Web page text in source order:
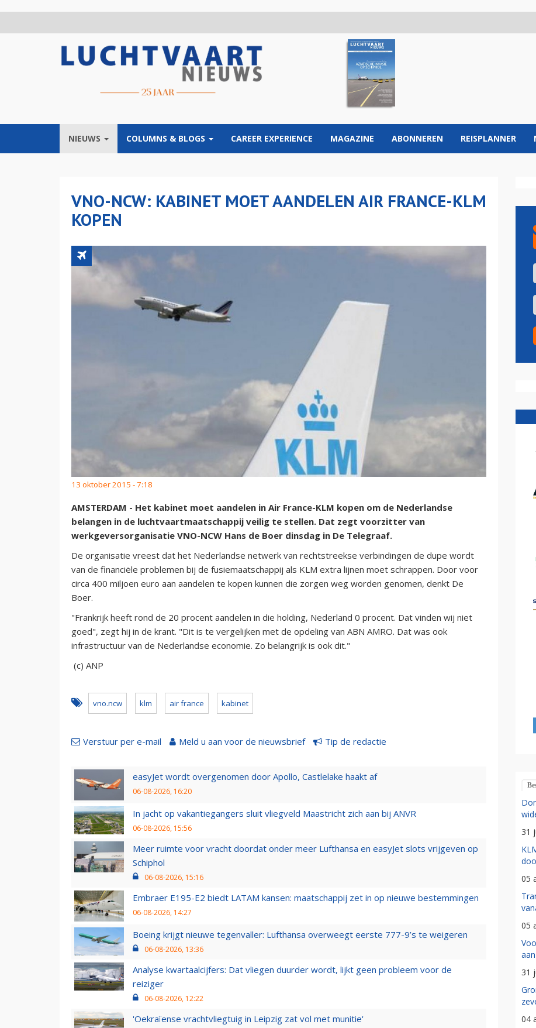
NIEUWS COLUMNS & BLOGS CAREER EXPERIENCE MAGAZINE ABONNEREN REISPLANNER
VNO-NCW: KABINET MOET AANDELEN AIR FRANCE-KLM
KOPEN
13 oktober 2015 - 7:18
AMSTERDAM - Het kabinet moet aandelen in Air France-KLM kopen om de Nederlandse
belangen in de luchtvaartmaatschappij veilig te stellen. Dat zegt voorzitter van
werkgeversorganisatie VNO-NCW Hans de Boer dinsdag in De Telegraaf.
De organisatie vreest dat het Nederlandse netwerk van rechtstreekse verbindingen de dupe wordt
van de financiële problemen bij de fusiemaatschappij als KLM extra lijnen moet schrappen. Door voor
circa 400 miljoen euro aan aandelen te kopen kunnen die zorgen weg worden genomen, denkt De
Boer.
"Frankrijk heeft rond de 20 procent aandelen in die holding, Nederland 0 procent. Dat vinden wij niet
goed", zegt hij in de krant. "Dit is te vergelijken met de opdeling van ABN AMRO. Dat was ook
infrastructuur van de Nederlandse economie. Zo belangrijk is ook dit."
(c) ANP
vno.ncw klm air france kabinet
Verstuur per e-mail Meld u aan voor de nieuwsbrief Tip de redactie
easyJet wordt overgenomen door Apollo, Castlelake haakt af
06-08-2026, 16:20
In jacht op vakantiegangers sluit vliegveld Maastricht zich aan bij ANVR
06-08-2026, 15:56
Meer ruimte voor vracht doordat onder meer Lufthansa en easyJet slots vrijgeven op
Schiphol
06-08-2026, 15:16
Embraer E195-E2 biedt LATAM kansen: maatschappij zet in op nieuwe bestemmingen
06-08-2026, 14:27
Boeing krijgt nieuwe tegenvaller: Lufthansa overweegt eerste 777-9’s te weigeren
06-08-2026, 13:36
Analyse kwartaalcijfers: Dat vliegen duurder wordt, lijkt geen probleem voor de
reiziger
06-08-2026, 12:22
'Oekraïense vrachtvliegtuig in Leipzig zat vol met munitie'
31
05
05
31
04